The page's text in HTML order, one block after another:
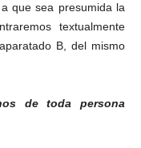
que sea presumida la
textualmente
B, del mismo
de toda persona